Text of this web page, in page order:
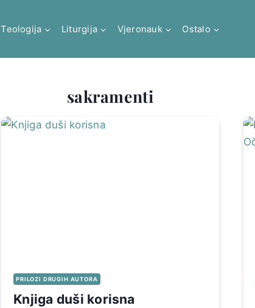
Teologija Liturgija Vjeronauk Ostalo
sakramenti
PRILOZI DRUGIH AUTORA
Knjiga duši korisna